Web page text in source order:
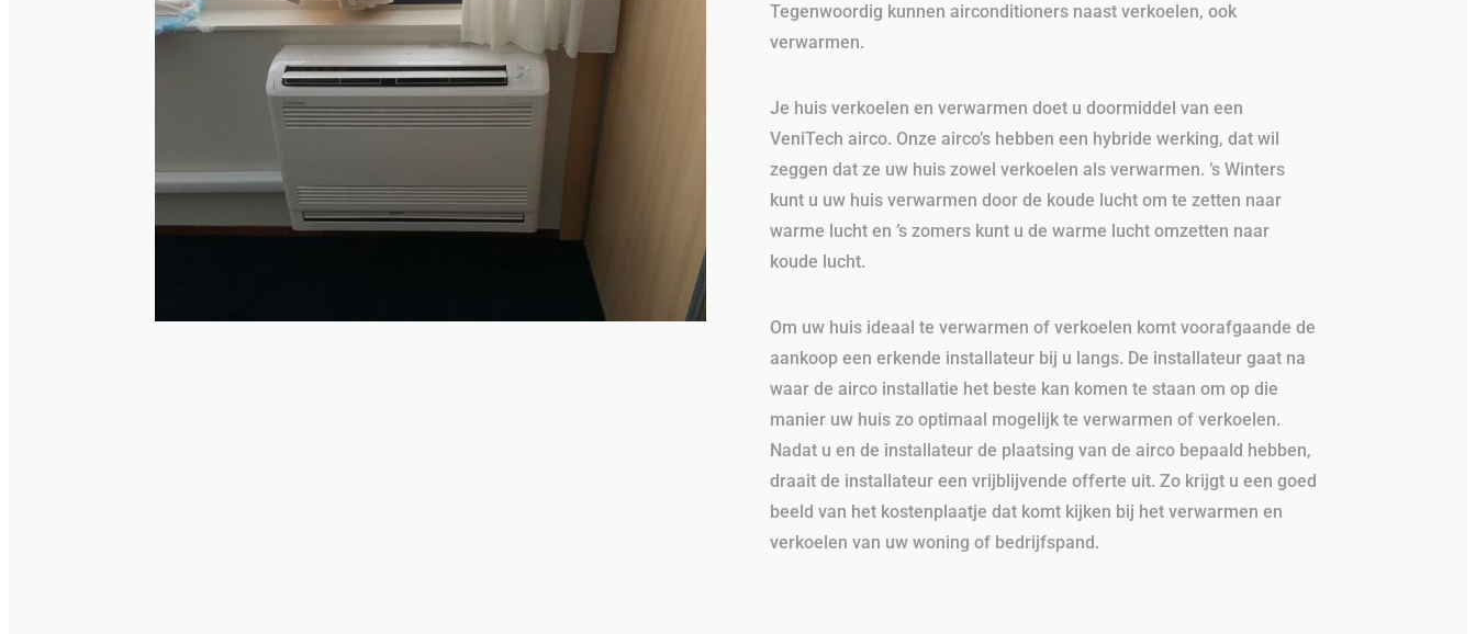
Tegenwoordig kunnen airconditioners naast verkoelen, ook
verwarmen.
Je huis verkoelen en verwarmen doet u doormiddel van een
VeniTech airco. Onze airco’s hebben een hybride werking, dat wil
zeggen dat ze uw huis zowel verkoelen als verwarmen. ’s Winters
kunt u uw huis verwarmen door de koude lucht om te zetten naar
warme lucht en ’s zomers kunt u de warme lucht omzetten naar
koude lucht.
Om uw huis ideaal te verwarmen of verkoelen komt voorafgaande de
aankoop een erkende installateur bij u langs. De installateur gaat na
waar de airco installatie het beste kan komen te staan om op die
manier uw huis zo optimaal mogelijk te verwarmen of verkoelen.
Nadat u en de installateur de plaatsing van de airco bepaald hebben,
draait de installateur een vrijblijvende offerte uit. Zo krijgt u een goed
beeld van het kostenplaatje dat komt kijken bij het verwarmen en
verkoelen van uw woning of bedrijfspand.